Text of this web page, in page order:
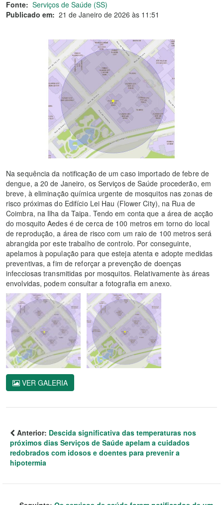
Fonte: Serviços de Saúde (SS)
Publicado em: 21 de Janeiro de 2026 às 11:51
Na sequência da notificação de um caso importado de febre de
dengue, a 20 de Janeiro, os Serviços de Saúde procederão, em
breve, à eliminação química urgente de mosquitos nas zonas de
risco próximas do Edifício Lei Hau (Flower City), na Rua de
Coimbra, na Ilha da Taipa. Tendo em conta que a área de acção
do mosquito Aedes é de cerca de 100 metros em torno do local
de reprodução, a área de risco com um raio de 100 metros será
abrangida por este trabalho de controlo. Por conseguinte,
apelamos à população para que esteja atenta e adopte medidas
preventivas, a fim de reforçar a prevenção de doenças
infecciosas transmitidas por mosquitos. Relativamente às áreas
envolvidas, podem consultar a fotografia em anexo.
VER GALERIA
Anterior: Descida significativa das temperaturas nos
próximos dias Serviços de Saúde apelam a cuidados
redobrados com idosos e doentes para prevenir a
hipotermia